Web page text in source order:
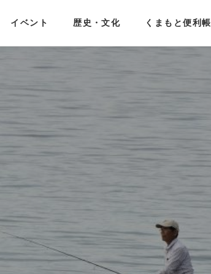
イベント 歴史・文化 くまもと便利帳